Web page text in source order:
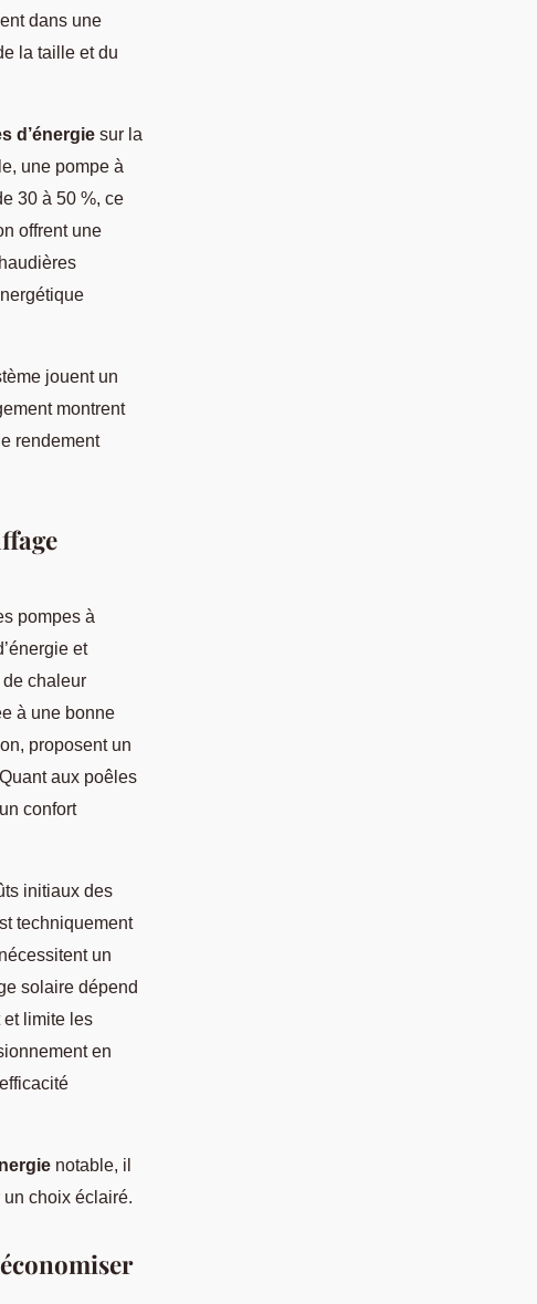
dans une
la taille et du
d’énergie sur la
une pompe à
30 à 50 %, ce
offrent une
jouent un
montrent
rendement
pompes à
et
de chaleur
à une bonne
proposent un
aux poêles
confort
initiaux des
techniquement
un
solaire dépend
et limite les
en
notable, il
choix éclairé.